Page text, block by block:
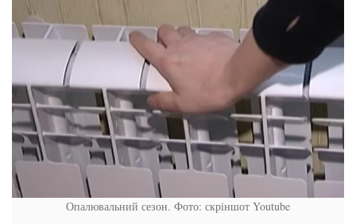
Опалювальний сезон. Фото: скріншот Youtube